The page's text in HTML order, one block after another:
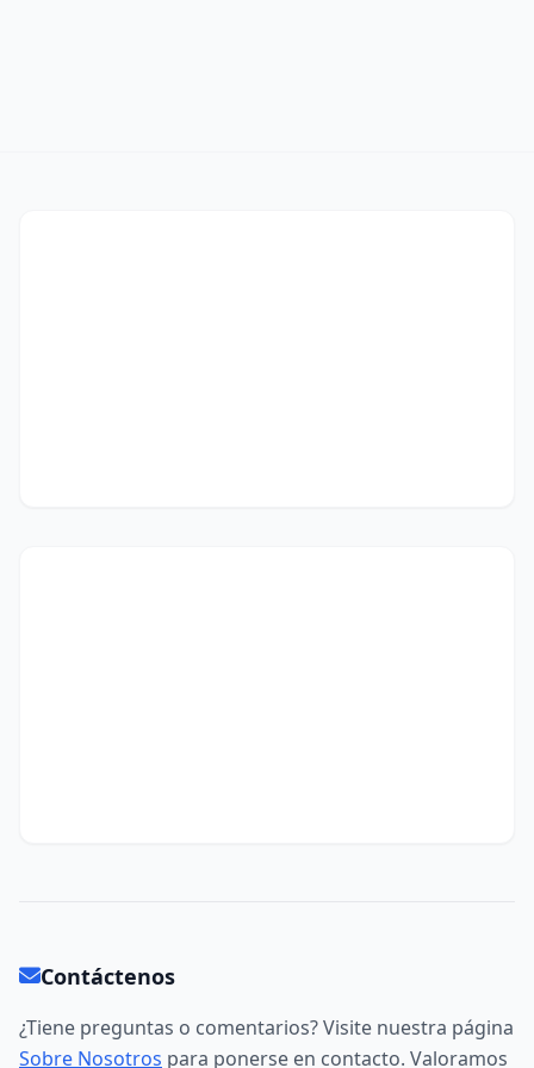
Contáctenos
¿Tiene preguntas o comentarios? Visite nuestra página
Sobre Nosotros para ponerse en contacto. Valoramos